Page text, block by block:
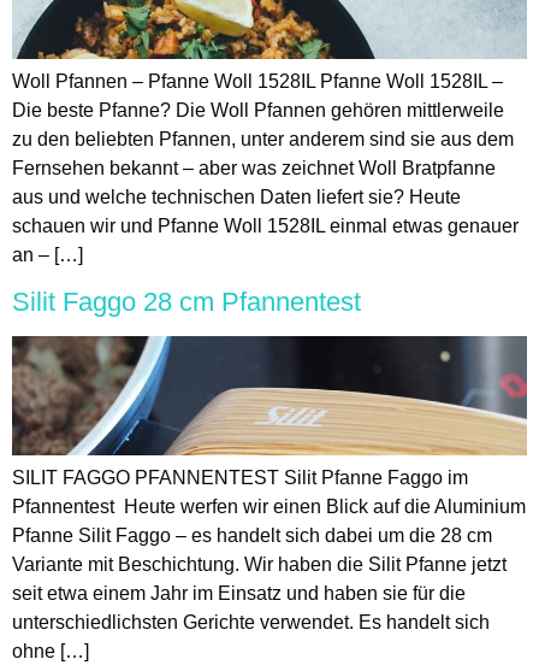
Woll Pfannen – Pfanne Woll 1528IL Pfanne Woll 1528IL –
Die beste Pfanne? Die Woll Pfannen gehören mittlerweile
zu den beliebten Pfannen, unter anderem sind sie aus dem
Fernsehen bekannt – aber was zeichnet Woll Bratpfanne
aus und welche technischen Daten liefert sie? Heute
schauen wir und Pfanne Woll 1528IL einmal etwas genauer
an – […]
Silit Faggo 28 cm Pfannentest
SILIT FAGGO PFANNENTEST Silit Pfanne Faggo im
Pfannentest Heute werfen wir einen Blick auf die Aluminium
Pfanne Silit Faggo – es handelt sich dabei um die 28 cm
Variante mit Beschichtung. Wir haben die Silit Pfanne jetzt
seit etwa einem Jahr im Einsatz und haben sie für die
unterschiedlichsten Gerichte verwendet. Es handelt sich
ohne […]